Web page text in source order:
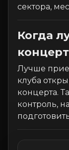
сектора,
Когда
Лучше
клуба
концерта.
контроль,